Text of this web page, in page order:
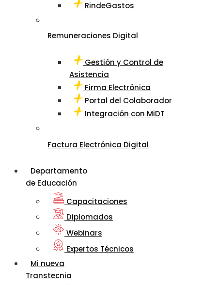
RindeGastos
Remuneraciones Digital
Gestión y Control de
Asistencia
Firma Electrónica
Portal del Colaborador
Integración con MiDT
Factura Electrónica Digital
Departamento
de Educación
Capacitaciones
Diplomados
Webinars
Expertos Técnicos
Mi nueva
Transtecnia